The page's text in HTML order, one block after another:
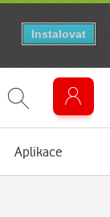
Aplikace
Instalovat